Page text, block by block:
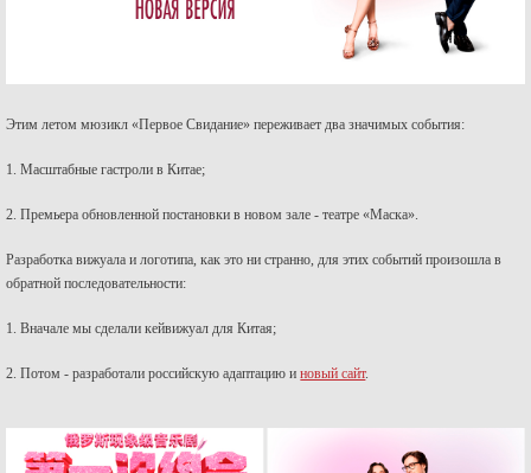
Этим летом мюзикл «Первое Свидание» переживает два значимых события:
1. Масштабные гастроли в Китае;
2. Премьера обновленной постановки в новом зале - театре «Маска».
Разработка вижуала и логотипа, как это ни странно, для этих событий произошла в
обратной последовательности:
1. Вначале мы сделали кейвижуал для Китая;
2. Потом - разработали российскую адаптацию иновый сайт.